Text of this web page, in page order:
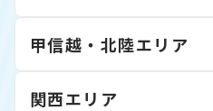
甲信越・北陸エリア
関西エリア